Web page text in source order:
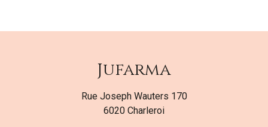
Jufarma
Rue Joseph Wauters 170
6020 Charleroi